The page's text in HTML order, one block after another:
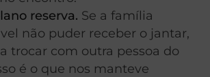
reserva. Se a família
não puder receber o jantar,
trocar com outra pessoa do
é o que nos manteve